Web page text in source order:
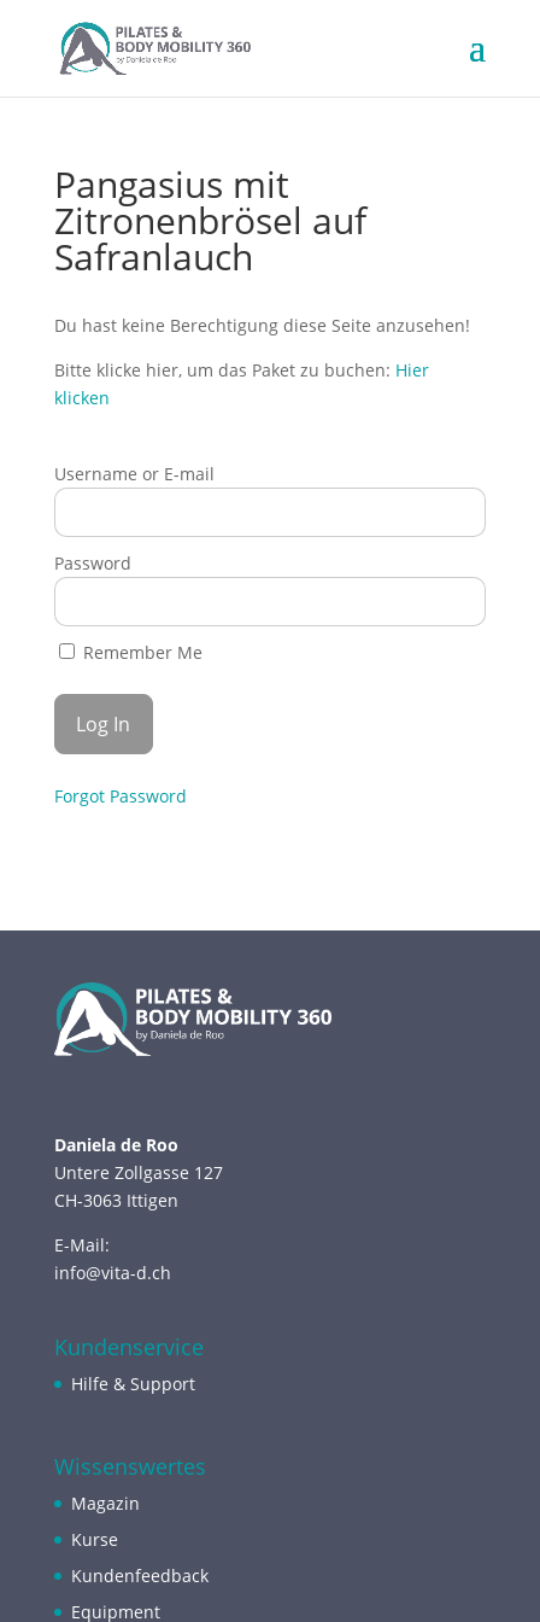
Pangasius mit
Zitronenbrösel auf
Safranlauch
Du hast keine Berechtigung diese Seite anzusehen!
Bitte klicke hier, um das Paket zu buchen: Hier
klicken
Username or E-mail
Password
Remember Me
Forgot Password
Daniela de Roo
Untere Zollgasse 127
CH-3063 Ittigen
E-Mail:
info@vita-d.ch
Kundenservice
Hilfe & Support
Wissenswertes
Magazin
Kurse
Kundenfeedback
Equipment